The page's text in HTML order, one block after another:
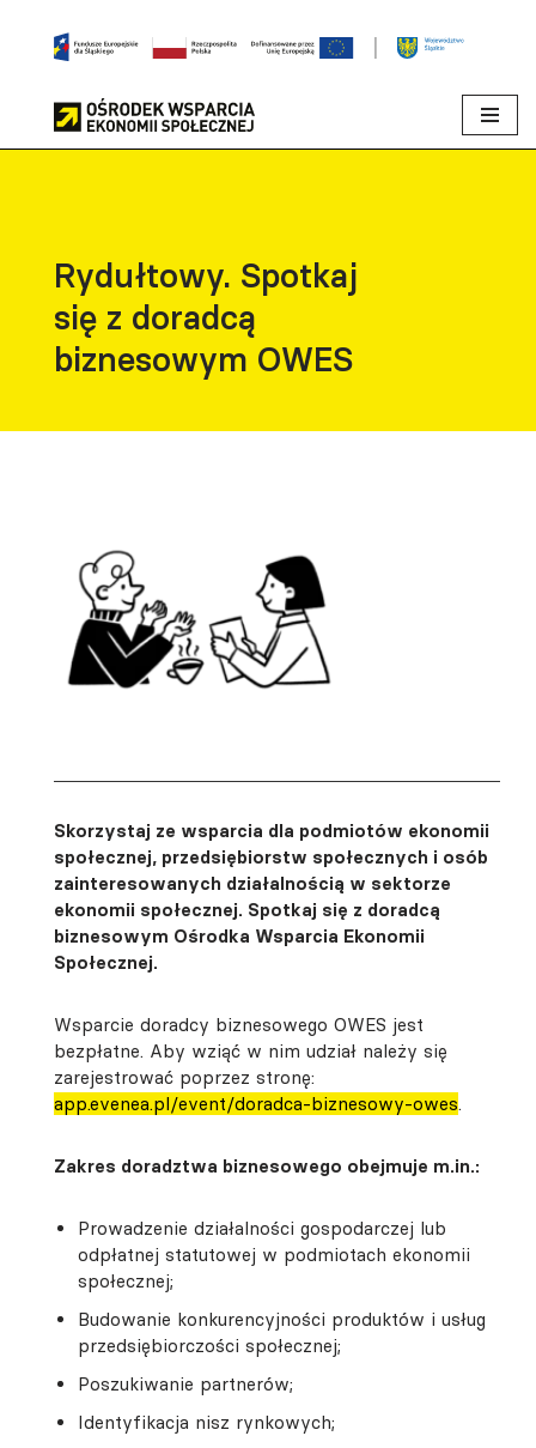
Przejdź
treści
Rydułtowy. Spotkaj
się z doradcą
biznesowym OWES
Skorzystaj ze wsparcia dla podmiotów ekonomii
społecznej, przedsiębiorstw społecznych i osób
zainteresowanych działalnością w sektorze
ekonomii społecznej. Spotkaj się z doradcą
biznesowym Ośrodka Wsparcia Ekonomii
Społecznej.
Wsparcie doradcy biznesowego OWES jest
bezpłatne. Aby wziąć w nim udział należy się
zarejestrować poprzez stronę:
app.evenea.pl/event/doradca-biznesowy-owes.
Zakres doradztwa biznesowego obejmuje m.in.:
Prowadzenie działalności gospodarczej lub
odpłatnej statutowej w podmiotach ekonomii
społecznej;
Budowanie konkurencyjności produktów i usług
przedsiębiorczości społecznej;
Poszukiwanie partnerów;
Identyfikacja nisz rynkowych;